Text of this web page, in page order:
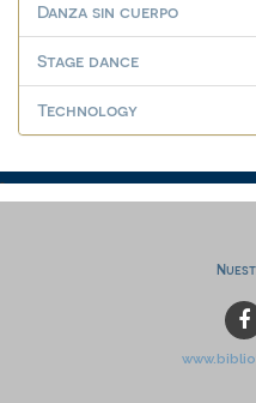
Danza sin cuerpo
Stage dance
Technology